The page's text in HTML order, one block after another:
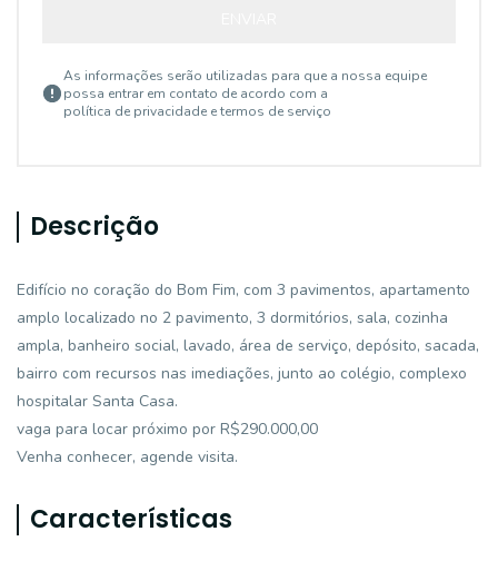
As informações serão utilizadas para que a nossa equipe
possa entrar em contato de acordo com a
política de privacidade e termos de serviço
Descrição
Edifício no coração do Bom Fim, com 3 pavimentos, apartamento
amplo localizado no 2 pavimento, 3 dormitórios, sala, cozinha
ampla, banheiro social, lavado, área de serviço, depósito, sacada,
bairro com recursos nas imediações, junto ao colégio, complexo
hospitalar Santa Casa.
vaga para locar próximo por R$290.000,00
Venha conhecer, agende visita.
Características